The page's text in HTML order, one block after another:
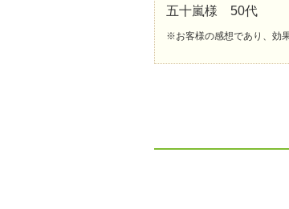
五十嵐様 50代
※お客様の感想であり、効